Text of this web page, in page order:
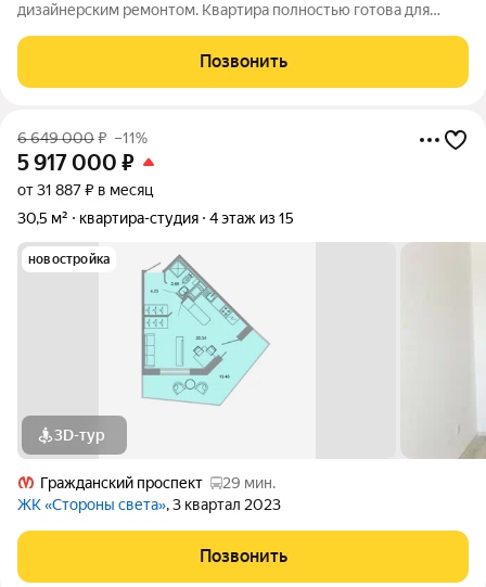
дизайнерским ремонтом. Квартира полностью готова для
20.6 кв.м, на лоджии 4 кв.м. Произведён ремонт с заменой
всех систем коммуникаций:
Позвонить
6 649 000₽ –11%
5 917 000 ₽
от 31 887 ₽ в месяц
30,5 м²
квартира-студия 4 этаж из 15
новостройка
3D-тур
Гражданский проспект
29 мин.
ЖК «Стороны света», 3 квартал 2023
Позвонить